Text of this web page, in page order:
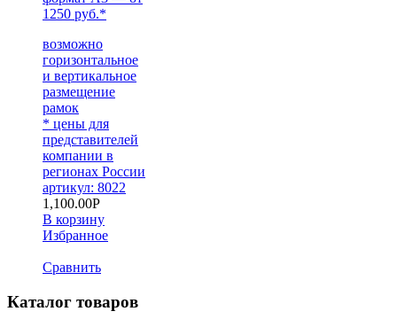
1250 руб.*
возможно
горизонтальное
и вертикальное
размещение
рамок
* цены для
представителей
компании в
регионах России
артикул: 8022
1,100.00Р
В корзину
Избранное
Сравнить
Каталог товаров